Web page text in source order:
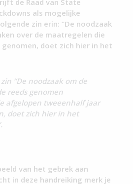
als mogelijke
zin erin: “De noodzaak
over de maatregelen die
doet zich hier in het
“De noodzaak om de
reeds genomen
afgelopen tweeenhalf jaar
doet zich hier in het
van het gebrek aan
in deze handreiking merk je